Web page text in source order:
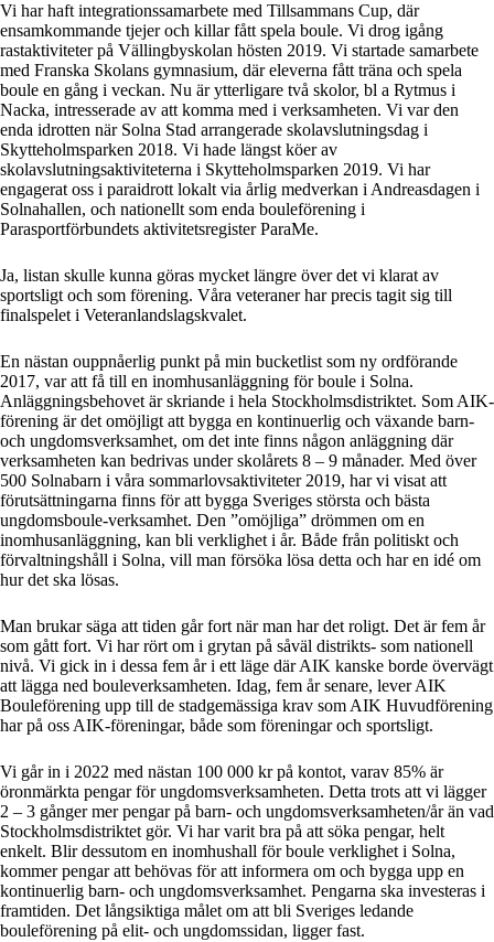
Vi har haft integrationssamarbete med Tillsammans Cup, där
ensamkommande tjejer och killar fått spela boule. Vi drog igång
rastaktiviteter på Vällingbyskolan hösten 2019. Vi startade samarbete
med Franska Skolans gymnasium, där eleverna fått träna och spela
boule en gång i veckan. Nu är ytterligare två skolor, bl a Rytmus i
Nacka, intresserade av att komma med i verksamheten. Vi var den
enda idrotten när Solna Stad arrangerade skolavslutningsdag i
Skytteholmsparken 2018. Vi hade längst köer av
skolavslutningsaktiviteterna i Skytteholmsparken 2019. Vi har
engagerat oss i paraidrott lokalt via årlig medverkan i Andreasdagen i
Solnahallen, och nationellt som enda bouleförening i
Parasportförbundets aktivitetsregister ParaMe.
Ja, listan skulle kunna göras mycket längre över det vi klarat av
sportsligt och som förening. Våra veteraner har precis tagit sig till
finalspelet i Veteranlandslagskvalet.
En nästan ouppnåerlig punkt på min bucketlist som ny ordförande
2017, var att få till en inomhusanläggning för boule i Solna.
Anläggningsbehovet är skriande i hela Stockholmsdistriktet. Som AIK-
förening är det omöjligt att bygga en kontinuerlig och växande barn-
och ungdomsverksamhet, om det inte finns någon anläggning där
verksamheten kan bedrivas under skolårets 8 – 9 månader. Med över
500 Solnabarn i våra sommarlovsaktiviteter 2019, har vi visat att
förutsättningarna finns för att bygga Sveriges största och bästa
ungdomsboule-verksamhet. Den ”omöjliga” drömmen om en
inomhusanläggning, kan bli verklighet i år. Både från politiskt och
förvaltningshåll i Solna, vill man försöka lösa detta och har en idé om
hur det ska lösas.
Man brukar säga att tiden går fort när man har det roligt. Det är fem år
som gått fort. Vi har rört om i grytan på såväl distrikts- som nationell
nivå. Vi gick in i dessa fem år i ett läge där AIK kanske borde övervägt
att lägga ned bouleverksamheten. Idag, fem år senare, lever AIK
Bouleförening upp till de stadgemässiga krav som AIK Huvudförening
har på oss AIK-föreningar, både som föreningar och sportsligt.
Vi går in i 2022 med nästan 100 000 kr på kontot, varav 85% är
öronmärkta pengar för ungdomsverksamheten. Detta trots att vi lägger
2 – 3 gånger mer pengar på barn- och ungdomsverksamheten/år än vad
Stockholmsdistriktet gör. Vi har varit bra på att söka pengar, helt
enkelt. Blir dessutom en inomhushall för boule verklighet i Solna,
kommer pengar att behövas för att informera om och bygga upp en
kontinuerlig barn- och ungdomsverksamhet. Pengarna ska investeras i
framtiden. Det långsiktiga målet om att bli Sveriges ledande
bouleförening på elit- och ungdomssidan, ligger fast.